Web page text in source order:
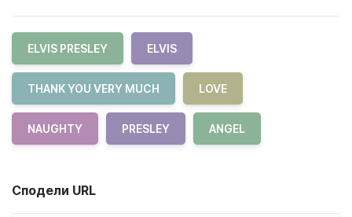
ELVIS PRESLEY ELVIS
THANK YOU VERY MUCH LOVE
NAUGHTY PRESLEY ANGEL
Сподели URL